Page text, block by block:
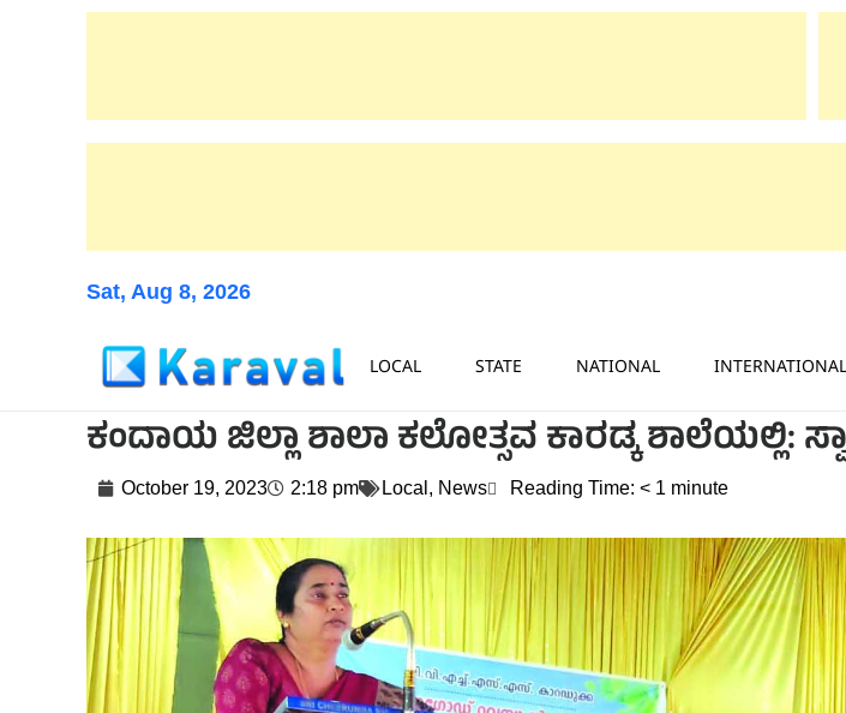
Sat, Aug 8, 2026
LOCAL STATE NATIONAL INTERNATIONAL
ಕಂದಾಯ ಜಿಲ್ಲಾ ಶಾಲಾ ಕಲೋತ್ಸವ ಕಾರಡ್ಕ ಶಾಲೆಯಲ್ಲಿ:
October 19, 2023 2:18 pm Local , News Reading Time: < 1 minute